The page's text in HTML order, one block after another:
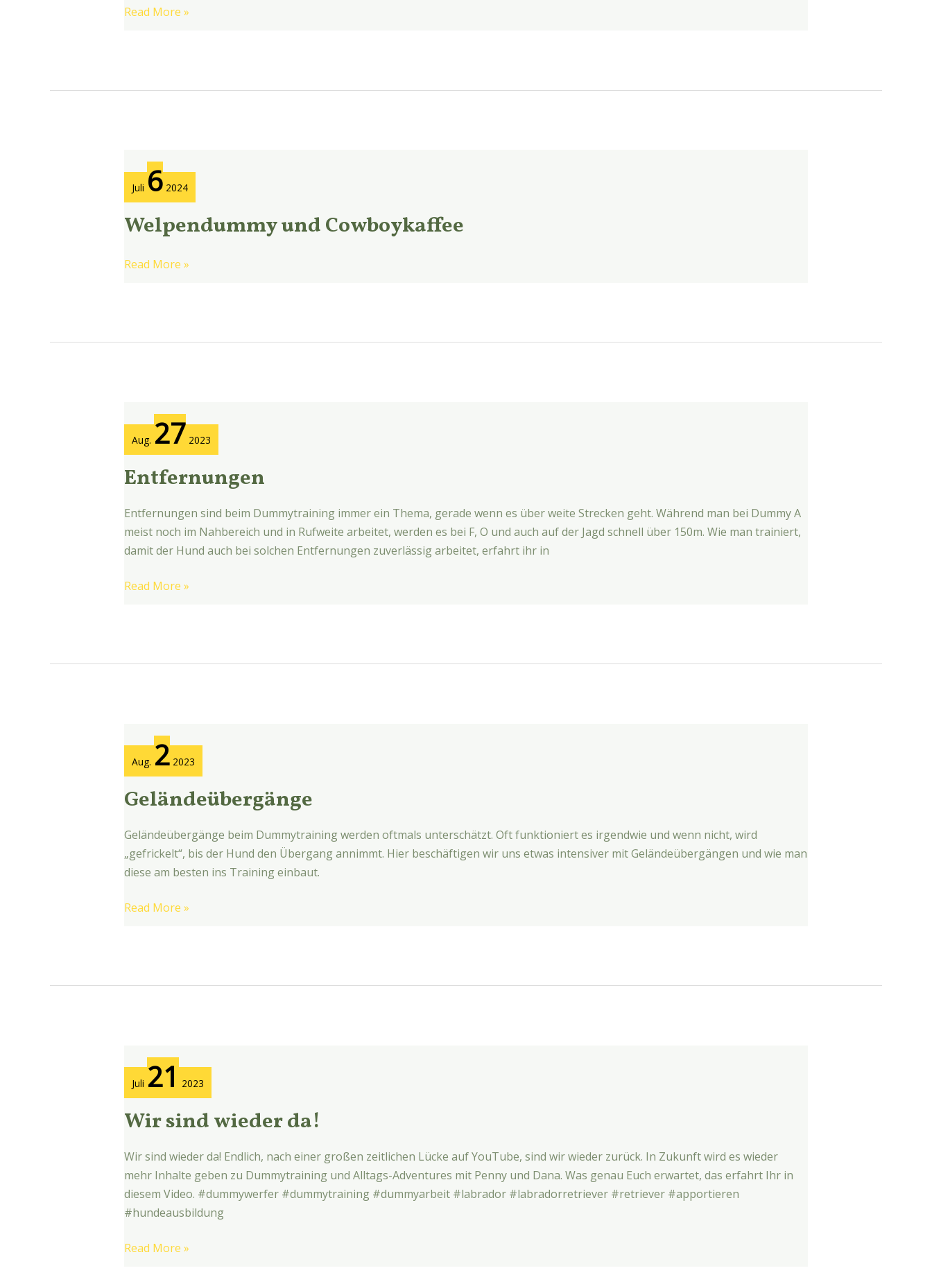
Read More »
Juli 6 2024
Welpendummy und Cowboykaffee
Welpendummy
und
Cowboykaffee
Read More »
Aug. 27 2023
Entfernungen
Entfernungen sind beim Dummytraining immer ein Thema, gerade wenn es über weite Strecken geht. Während man bei Dummy A
meist noch im Nahbereich und in Rufweite arbeitet, werden es bei F, O und auch auf der Jagd schnell über 150m. Wie man trainiert,
damit der Hund auch bei solchen Entfernungen zuverlässig arbeitet, erfahrt ihr in
Entfernungen
Read More »
Aug. 2 2023
Geländeübergänge
Geländeübergänge beim Dummytraining werden oftmals unterschätzt. Oft funktioniert es irgendwie und wenn nicht, wird
„gefrickelt“, bis der Hund den Übergang annimmt. Hier beschäftigen wir uns etwas intensiver mit Geländeübergängen und wie man
diese am besten ins Training einbaut.
Geländeübergänge
Read More »
Juli 21 2023
Wir sind wieder da!
Wir sind wieder da! Endlich, nach einer großen zeitlichen Lücke auf YouTube, sind wir wieder zurück. In Zukunft wird es wieder
mehr Inhalte geben zu Dummytraining und Alltags-Adventures mit Penny und Dana. Was genau Euch erwartet, das erfahrt Ihr in
diesem Video. #dummywerfer #dummytraining #dummyarbeit #labrador #labradorretriever #retriever #apportieren
#hundeausbildung
sind
wieder
da!
Read More »